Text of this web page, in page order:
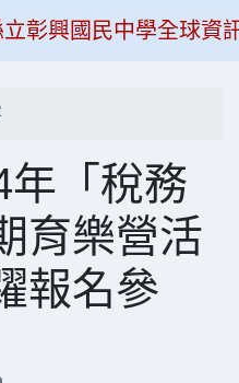
彰興國民中學全球資
年「稅務
育樂營活
報名參